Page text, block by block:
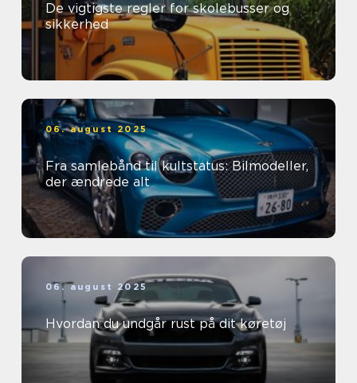
De vigtigste regler for skolebusser og
sikkerhed
06. august 2025
Fra samlebånd til kultstatus: Bilmodeller,
der ændrede alt
06. august 2025
Hvordan du undgår rust på dit køretøj